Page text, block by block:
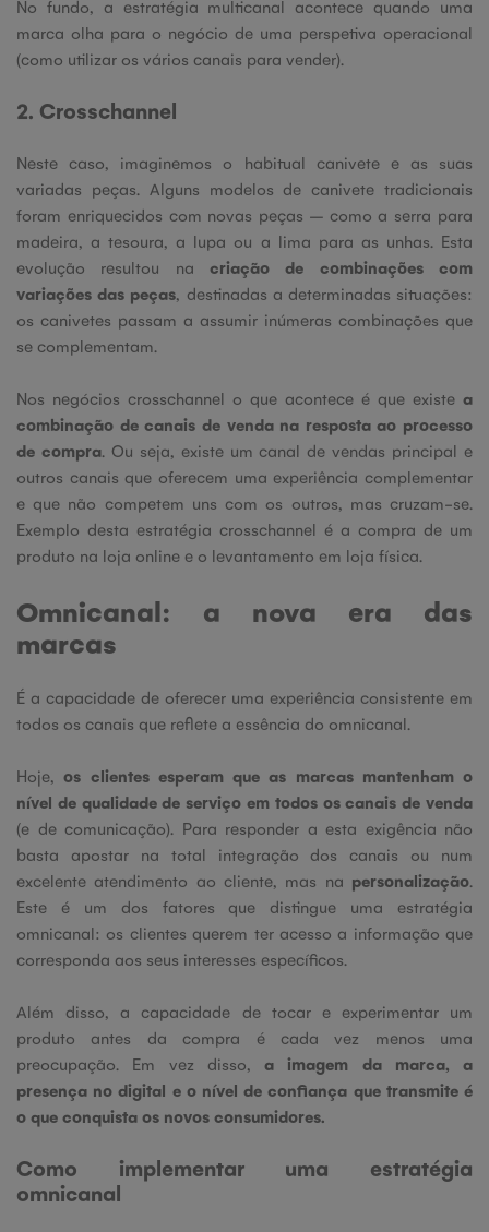
No fundo, a estratégia multicanal acontece quando uma
marca olha para o negócio de uma perspetiva operacional
(como utilizar os vários canais para vender).
2. Crosschannel
Neste caso, imaginemos o habitual canivete e as suas
variadas peças. Alguns modelos de canivete tradicionais
foram enriquecidos com novas peças – como a serra para
madeira, a tesoura, a lupa ou a lima para as unhas. Esta
evolução resultou na criação de combinações com
variações das peças, destinadas a determinadas situações:
os canivetes passam a assumir inúmeras combinações que
se complementam.
Nos negócios crosschannel o que acontece é que existe a
combinação de canais de venda na resposta ao processo
de compra. Ou seja, existe um canal de vendas principal e
outros canais que oferecem uma experiência complementar
e que não competem uns com os outros, mas cruzam-se.
Exemplo desta estratégia crosschannel é a compra de um
produto na loja online e o levantamento em loja física.
Omnicanal: a nova era das
marcas
É a capacidade de oferecer uma experiência consistente em
todos os canais que reflete a essência do omnicanal.
Hoje,os clientes esperam que as marcas mantenham o
nível de qualidade de serviço em todos os canais de venda
(e de comunicação). Para responder a esta exigência não
basta apostar na total integração dos canais ou num
excelente atendimento ao cliente, mas na personalização.
Este é um dos fatores que distingue uma estratégia
omnicanal: os clientes querem ter acesso a informação que
corresponda aos seus interesses específicos.
Além disso, a capacidade de tocar e experimentar um
produto antes da compra é cada vez menos uma
preocupação. Em vez disso, a imagem da marca, a
presença no digital e o nível de confiança que transmite é
o que conquista os novos consumidores.
Como implementar uma estratégia
omnicanal